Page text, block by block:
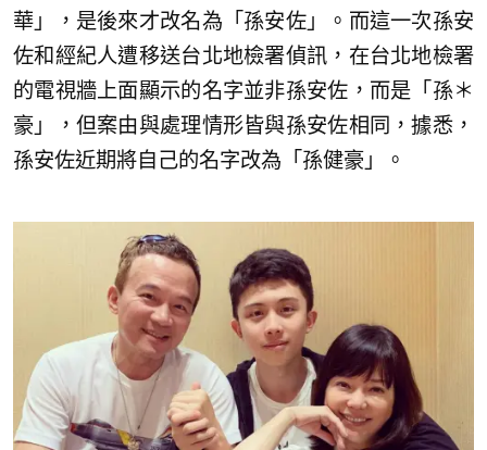
華」，是後來才改名為「孫安佐」。而這一次孫安
佐和經紀人遭移送台北地檢署偵訊，在台北地檢署
的電視牆上面顯示的名字並非孫安佐，而是「孫＊
豪」，但案由與處理情形皆與孫安佐相同，據悉，
孫安佐近期將自己的名字改為「孫健豪」。